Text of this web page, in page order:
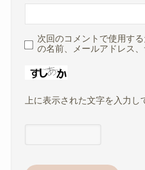
次回のコメントで使用す
の名前、メールアドレス、
上に表示された文字を入力し